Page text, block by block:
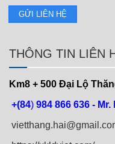
THÔNG TIN LIÊN
Km8 + 500 Đại Lộ
+(84) 984 866 636 - Mr.